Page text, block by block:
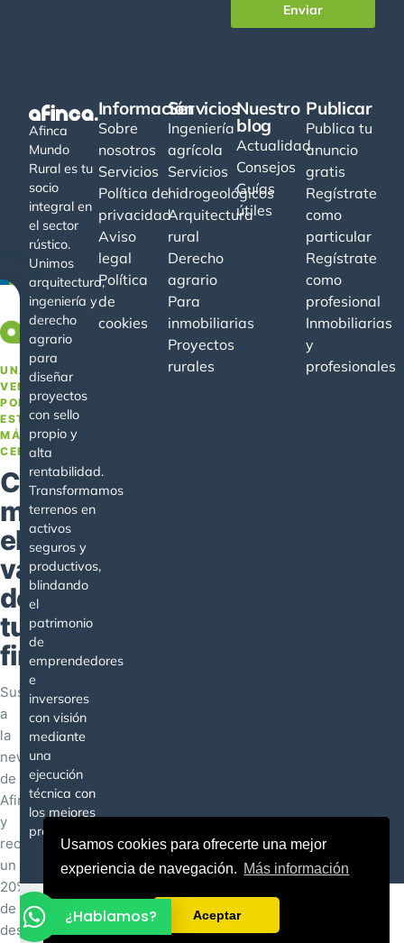
Usamos cookies para ofrecerte una mejor
experiencia de navegación. Más información
Aceptar
Enviar
Afinca
Mundo
Rural es tu
socio
integral en
el sector
rústico.
Unimos
arquitectura,
ingeniería y
derecho
agrario
para
diseñar
proyectos
con sello
propio y
alta
rentabilidad.
Transformamos
terrenos en
activos
seguros y
productivos,
blindando
el
patrimonio
de
emprendedores
e
inversores
con visión
mediante
una
ejecución
técnica con
los mejores
profesionales.
Información
Sobre
nosotros
Servicios
Política de
privacidad
Aviso
legal
Política
de
cookies
Servicios
Ingeniería
agrícola
Servicios
hidrogeológicos
Arquitectura
rural
Derecho
agrario
Para
inmobiliarias
Proyectos
rurales
Nuestro
blog
Actualidad
Consejos
Guías
útiles
Publicar
Publica tu
anuncio
gratis
Regístrate
como
particular
Regístrate
como
profesional
Inmobiliarias
y
profesionales
Diseño web
Grartwork
¿Hablamos?
−20%
UNA
VENTAJA
POR
ESTAR
MÁS
CERCA
Conoce
mejor
el
valor
de
tu
finca
Suscríbete
a
la
newsletter
de
Afinca
y
recibe
un
20%
de
descuento